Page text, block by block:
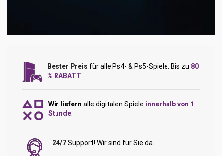
Bester Preis für alle Ps4- & Ps5-Spiele. Bis zu 80
% RABATT
Wir liefern alle digitalen Spiele innerhalb von 1
Stunde.
24/7Support! Wir sind für Sie da.